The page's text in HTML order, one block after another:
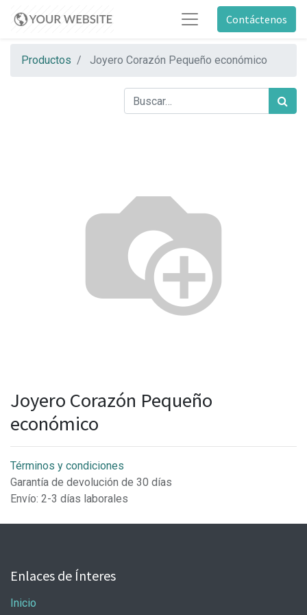
Contáctenos
Productos Joyero Corazón Pequeño económico
Joyero Corazón Pequeño
económico
Términos y condiciones
Garantía de devolución de 30 días
Envío: 2-3 días laborales
Enlaces de Ínteres
Inicio